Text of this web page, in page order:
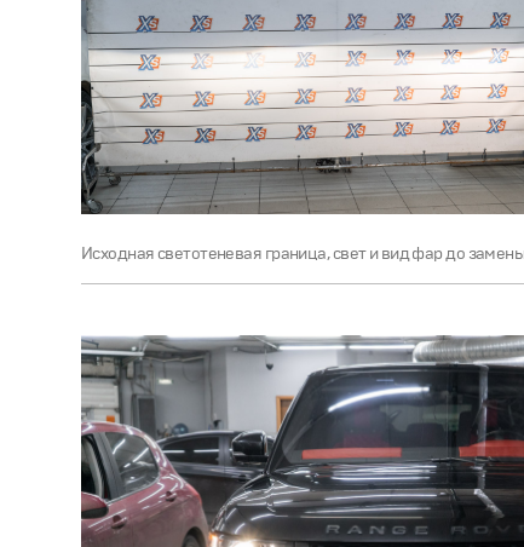
Исходная светотеневая граница, свет и вид фар до